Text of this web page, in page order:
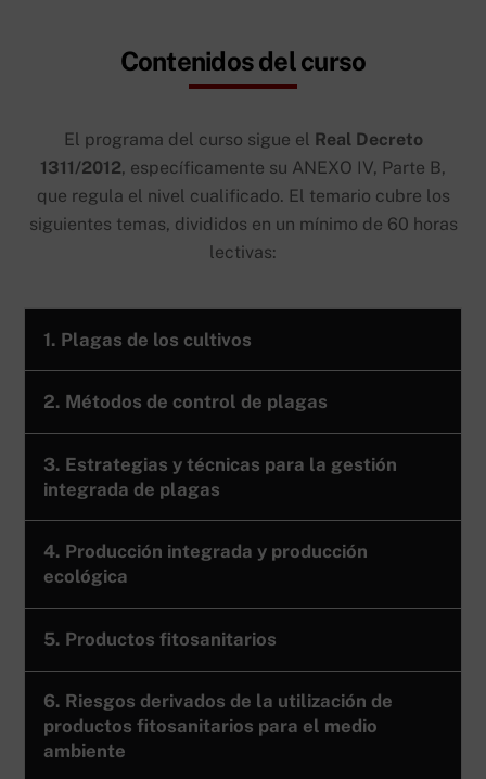
Contenidos del curso
El programa del curso sigue el Real Decreto
1311/2012, específicamente su ANEXO IV, Parte B,
que regula el nivel cualificado. El temario cubre los
siguientes temas, divididos en un mínimo de 60 horas
lectivas:
1. Plagas de los cultivos
2. Métodos de control de plagas
3. Estrategias y técnicas para la gestión
integrada de plagas
4. Producción integrada y producción
ecológica
5. Productos fitosanitarios
6. Riesgos derivados de la utilización de
productos fitosanitarios para el medio
ambiente